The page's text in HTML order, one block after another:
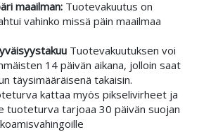
maailman:Tuotevakuutus on
vahinko missä päin maailmaa
Tuotevakuutuksen voi
14 päivän aikana, jolloin saat
täysimääräisenä takaisin.
kattaa myös pikselivirheet ja
tuoteturva tarjoaa 30 päivän suojan